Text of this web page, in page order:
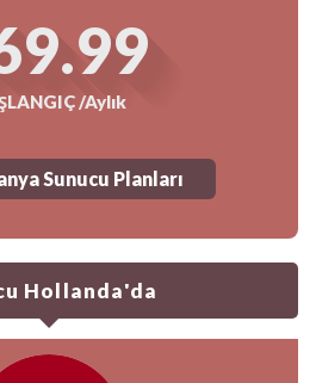
/Aylık
Sunucu Planları
Hollanda'da